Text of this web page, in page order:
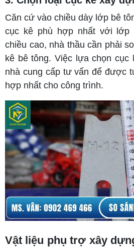
Căn cứ vào chiều dày lớp bê
cục kê phù hợp nhất với lớp
chiều cao, nhà thầu cần phải
kê bê tông. Việc lựa chọn cục
nhà cung cấp tư vấn để được
hợp nhất cho công trình.
Vật liệu phụ trợ xây